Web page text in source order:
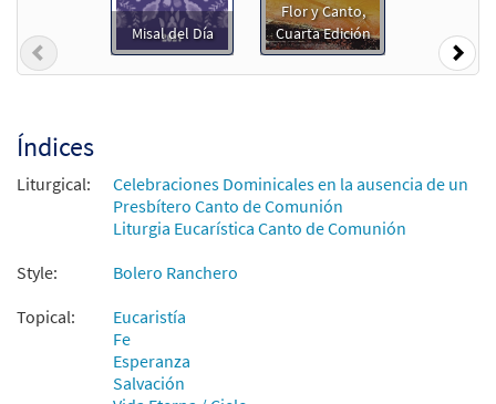
El Pan de la Vida [Letra y Acordes –
Descargue]
Muestra
El Pan de la Vida [Letra y Acordes –
from Flor y Canto tercera edición
2.15 30112500
Agregar al carrito
Misal del Día
Flor y Canto,
Cuarta Edición
Previous
Índices
Liturgical:
Celebraciones Dominicales en la ausencia de un
Presbítero Canto de Comunión
Liturgia Eucarística Canto de Comunión
Style:
Bolero Ranchero
Topical:
Eucaristía
Fe
Esperanza
Salvación